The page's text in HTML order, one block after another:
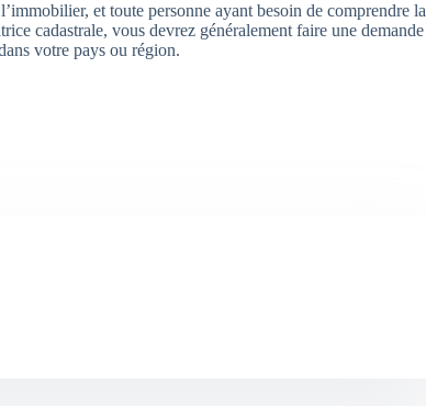
et toute personne ayant besoin de comprendre la
cadastrale, vous devrez généralement faire une demande
votre pays ou région.